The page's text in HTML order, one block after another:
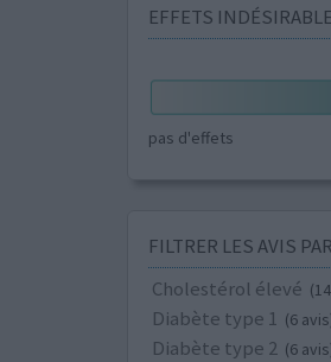
EFFETS
pas d'effets
FILTRER LES AVIS
Cholestérol élevé
Diabète type 1 (6
Diabète type 2 (6